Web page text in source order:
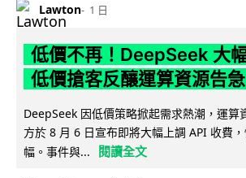
Lawton 1 日
低價不再！DeepSeek 大
低價搶客反釀運算資源告急
DeepSeek 因低價策略掀起需求熱潮，運算
方於 8 月 6 日宣布即將大幅上調 API 收費
幅。事件與...
閱讀全文